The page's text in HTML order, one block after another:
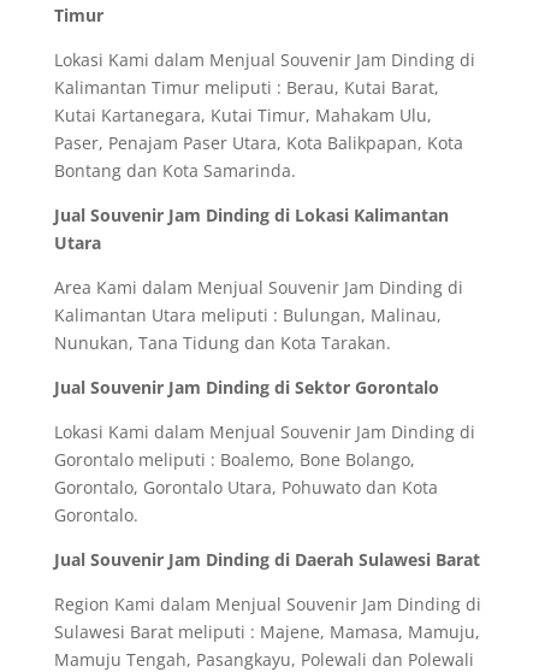
Timur
Lokasi Kami dalam Menjual Souvenir Jam Dinding di
Kalimantan Timur meliputi : Berau, Kutai Barat,
Kutai Kartanegara, Kutai Timur, Mahakam Ulu,
Paser, Penajam Paser Utara, Kota Balikpapan, Kota
Bontang dan Kota Samarinda.
Jual Souvenir Jam Dinding di Lokasi Kalimantan
Utara
Area Kami dalam Menjual Souvenir Jam Dinding di
Kalimantan Utara meliputi : Bulungan, Malinau,
Nunukan, Tana Tidung dan Kota Tarakan.
Jual Souvenir Jam Dinding di Sektor Gorontalo
Lokasi Kami dalam Menjual Souvenir Jam Dinding di
Gorontalo meliputi : Boalemo, Bone Bolango,
Gorontalo, Gorontalo Utara, Pohuwato dan Kota
Gorontalo.
Jual Souvenir Jam Dinding di Daerah Sulawesi Barat
Region Kami dalam Menjual Souvenir Jam Dinding di
Sulawesi Barat meliputi : Majene, Mamasa, Mamuju,
Mamuju Tengah, Pasangkayu, Polewali dan Polewali